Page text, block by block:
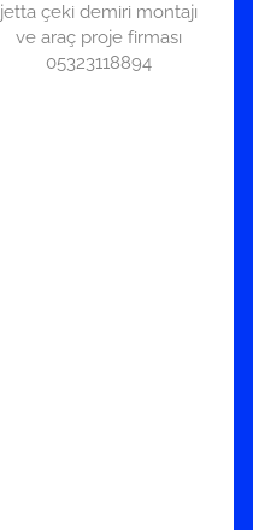
jetta çeki demiri montajı
ve araç proje firması
05323118894